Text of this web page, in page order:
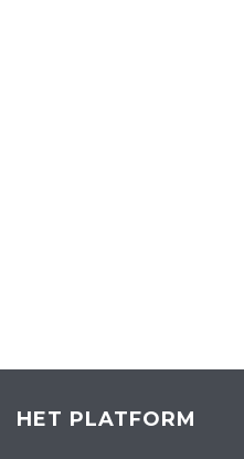
HET PLATFORM